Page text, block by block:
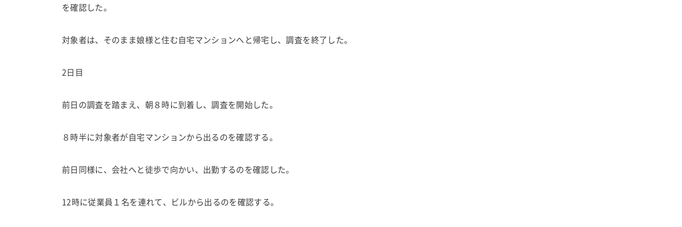
を確認した。
対象者は、そのまま娘様と住む自宅マンションへと帰宅し、調査を終了した。
2日目
前日の調査を踏まえ、朝８時に到着し、調査を開始した。
８時半に対象者が自宅マンションから出るのを確認する。
前日同様に、会社へと徒歩で向かい、出勤するのを確認した。
12時に従業員１名を連れて、ビルから出るのを確認する。